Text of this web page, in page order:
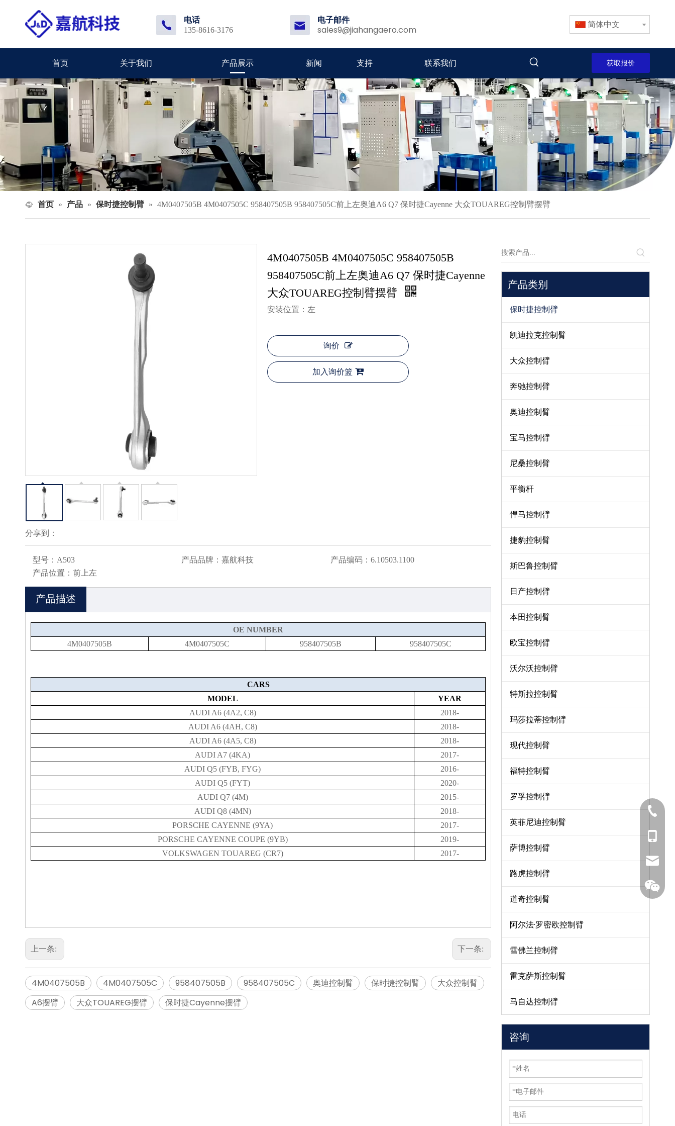
电话
135-8616-3176
电子邮件
sales9@jiahangaero.com 简体中文
首页 关于我们 产品展示 新闻 支持 联系我们 获取报价
首页 » 产品 » 保时捷控制臂 » 4M0407505B 4M0407505C 958407505B 958407505C前上左奥迪A6 Q7 保时捷Cayenne 大众TOUAREG控制臂摆臂
分享到：
4M0407505B 4M0407505C 958407505B
958407505C前上左奥迪A6 Q7 保时捷Cayenne
大众TOUAREG控制臂摆臂
安装位置：左
询价
加入询价篮
型号： A503 产品品牌：嘉航科技 产品编码： 6.10503.1100
产品位置： 前上左
产品描述
OE NUMBER
4M0407505B
4M0407505C 958407505B 958407505C
CARS
MODEL
YEAR
AUDI A6 (4A2, C8)
2018-
AUDI A6 (4AH, C8)
2018-
AUDI A6 (4A5, C8)
2018-
AUDI A7 (4KA)
2017-
AUDI Q5 (FYB, FYG)
2016-
AUDI Q5 (FYT)
2020-
AUDI Q7 (4M)
2015-
AUDI Q8 (4MN)
2018-
PORSCHE CAYENNE (9YA)
2017-
PORSCHE CAYENNE COUPE (9YB)
2019-
VOLKSWAGEN TOUAREG (CR7)
2017-
上一条: 下一条:
4M0407505B 4M0407505C 958407505B 958407505C 奥迪控制臂 保时捷控制臂
大众控制臂
A6摆臂
大众TOUAREG摆臂 保时捷Cayenne摆臂
产品类别
保时捷控制臂
凯迪拉克控制臂
大众控制臂
奔驰控制臂
奥迪控制臂
宝马控制臂
尼桑控制臂
平衡杆
悍马控制臂
捷豹控制臂
斯巴鲁控制臂
日产控制臂
本田控制臂
欧宝控制臂
沃尔沃控制臂
特斯拉控制臂
玛莎拉蒂控制臂
现代控制臂
福特控制臂
罗孚控制臂
英菲尼迪控制臂
萨博控制臂
路虎控制臂
道奇控制臂
阿尔法·罗密欧控制臂
雪佛兰控制臂
雷克萨斯控制臂
马自达控制臂
咨询
0571-